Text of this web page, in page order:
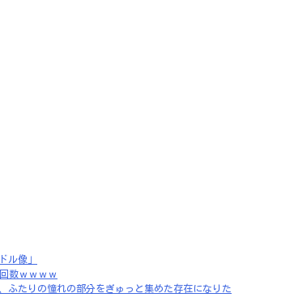
ル像」
数ｗｗｗｗ
ふたりの憧れの部分をぎゅっと集めた存在になりた